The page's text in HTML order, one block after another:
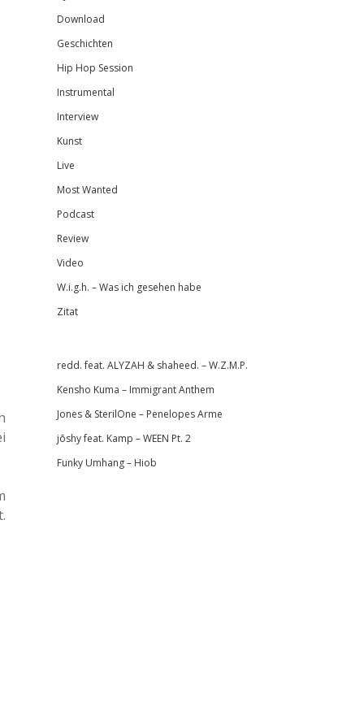
Download
Geschichten
Hip Hop Session
Instrumental
Interview
Kunst
Live
Most Wanted
Podcast
Review
Video
W.i.g.h. – Was ich gesehen habe
Zitat
redd. feat. ALYZAH & shaheed. – W.Z.M.P.
Kensho Kuma – Immigrant Anthem
Jones & SterilOne – Penelopes Arme
jōshy feat. Kamp – WEEN Pt. 2
Funky Umhang – Hiob